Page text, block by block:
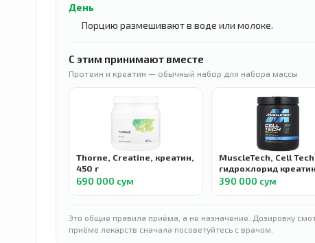
День
Порцию размешивают в воде или молоке.
С этим принимают вместе
Протеин и креатин — обычный набор для набора массы
Thorne, Creatine, креатин,
450 г
690 000 сум
MuscleTech, Cell
гидрохлорид
нейтральным вкусом,
390 000 сум
Это общие правила приёма, а не назначение. Дозировку
приёме лекарств сначала посоветуйтесь с врачом.